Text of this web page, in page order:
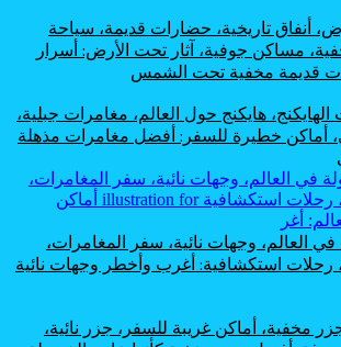
أنفاق تاريخية، حضارات قديمة، سياحة
مساكن جوفية، آثار تحت الأرض: أسرار
قديمة مخفية تحت الشمس
هايكنج حول العالم، مغامرات جبلية،
أماكن خطيرة للسفر: أفضل مغامرات مذهلة
العالم، وجهات نائية، سفر المغامرات،
رحلات استكشافية: أغرب وأخطر وجهات نائية
مخفية، أماكن غريبة للسفر، جزر نائية،